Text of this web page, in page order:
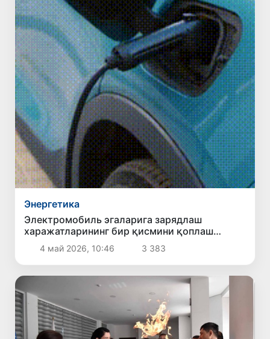
Энергетика
Электромобиль эгаларига зарядлаш
харажатларининг бир қисмини қоплаш
режалаштирилмоқда
4 май 2026, 10:46 3 383